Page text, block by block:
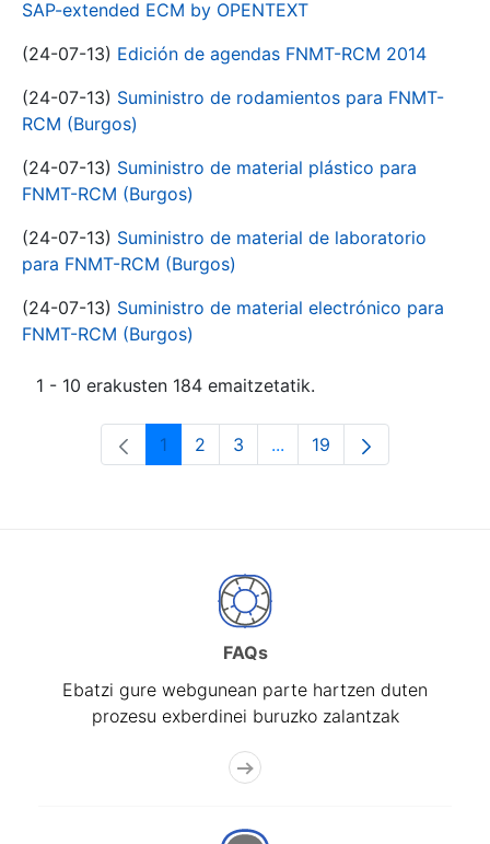
SAP-extended ECM by OPENTEXT
(24-07-13) Edición de agendas FNMT-RCM 2014
(24-07-13) Suministro de rodamientos para FNMT-
RCM (Burgos)
(24-07-13) Suministro de material plástico para
FNMT-RCM (Burgos)
(24-07-13) Suministro de material de laboratorio
para FNMT-RCM (Burgos)
(24-07-13) Suministro de material electrónico para
FNMT-RCM (Burgos)
1 - 10 erakusten 184 emaitzetatik.
Orrialdea
1 Orrialdea
2 Orrialdea
3 ...Intermediate Pages Use
Orrialdea
19
FAQs
Ebatzi gure webgunean parte hartzen duten
prozesu exberdinei buruzko zalantzak